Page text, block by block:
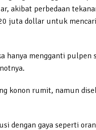
akibat perbedaan
juta dollar untuk
hanya mengganti pulpen
konon rumit, namun
dengan gaya seperti